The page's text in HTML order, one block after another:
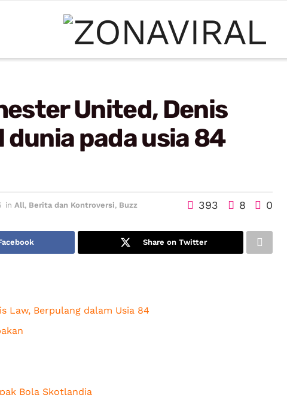
United, Denis
dunia pada usia 84
in All, Berita dan Kontroversi, Buzz 393 8 0
Share on Twitter
Law, Berpulang dalam Usia 84
Bola Skotlandia